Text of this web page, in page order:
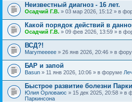
Неизвестный диагноз - 16 лет.
Осадчий Г.В. » 03 мар 2026, 15:12 » в
Какой порядок действий в
Осадчий Г.В. » 09 фев 2026, 13:59 » в
ВСД?!
Marymeeeee » 26 янв 2026, 20:46 » в
БАР и запой
Basun » 11 янв 2026, 10:06 » в форуме
Быстрое развитие болезни
Юлия Орловаюс » 15 дек 2025, 20:58 » в
Паркинсона